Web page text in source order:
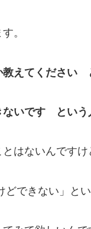
。
教えてください
ないです という
はないんですけ
どできない」と